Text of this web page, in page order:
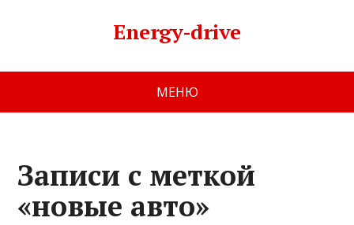
Energy-drive
МЕНЮ
Записи с меткой
«новые авто»